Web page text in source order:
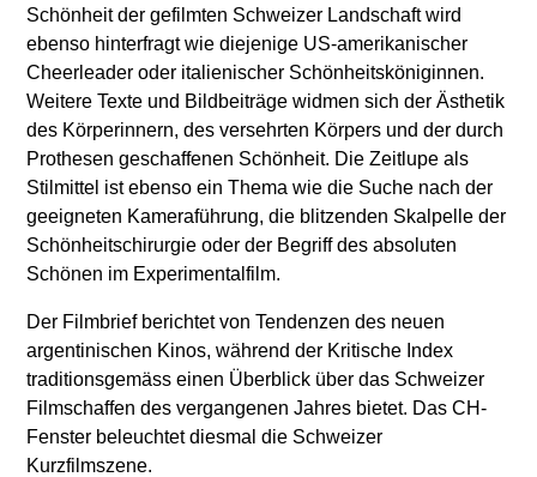
Schönheit der gefilmten Schweizer Landschaft wird
ebenso hinterfragt wie diejenige US-amerikanischer
Cheerleader oder italienischer Schönheitsköniginnen.
Weitere Texte und Bildbeiträge widmen sich der Ästhetik
des Körperinnern, des versehrten Körpers und der durch
Prothesen geschaffenen Schönheit. Die Zeitlupe als
Stilmittel ist ebenso ein Thema wie die Suche nach der
geeigneten Kameraführung, die blitzenden Skalpelle der
Schönheitschirurgie oder der Begriff des absoluten
Schönen im Experimentalfilm.
Der Filmbrief berichtet von Tendenzen des neuen
argentinischen Kinos, während der Kritische Index
traditionsgemäss einen Überblick über das Schweizer
Filmschaffen des vergangenen Jahres bietet. Das CH-
Fenster beleuchtet diesmal die Schweizer
Kurzfilmszene.